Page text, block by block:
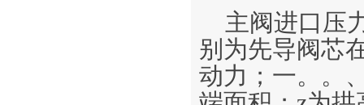
主阀进口压
别为先导阀芯
动力；一。。